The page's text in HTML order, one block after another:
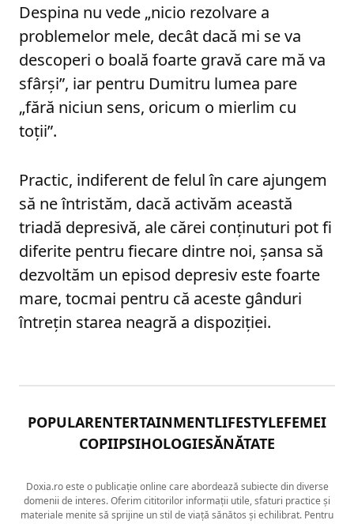
Despina nu vede „nicio rezolvare a
problemelor mele, decât dacă mi se va
descoperi o boală foarte gravă care mă va
sfârși”, iar pentru Dumitru lumea pare
„fără niciun sens, oricum o mierlim cu
toții”.
Practic, indiferent de felul în care ajungem
să ne întristăm, dacă activăm această
triadă depresivă, ale cărei conținuturi pot fi
diferite pentru fiecare dintre noi, șansa să
dezvoltăm un episod depresiv este foarte
mare, tocmai pentru că aceste gânduri
întrețin starea neagră a dispoziției.
POPULARENTERTAINMENTLIFESTYLEFEMEI
COPIIPSIHOLOGIESĂNĂTATE
Doxia.ro este o publicație online care abordează subiecte din diverse
domenii de interes. Oferim cititorilor informații utile, sfaturi practice și
materiale menite să sprijine un stil de viață sănătos și echilibrat. Pentru